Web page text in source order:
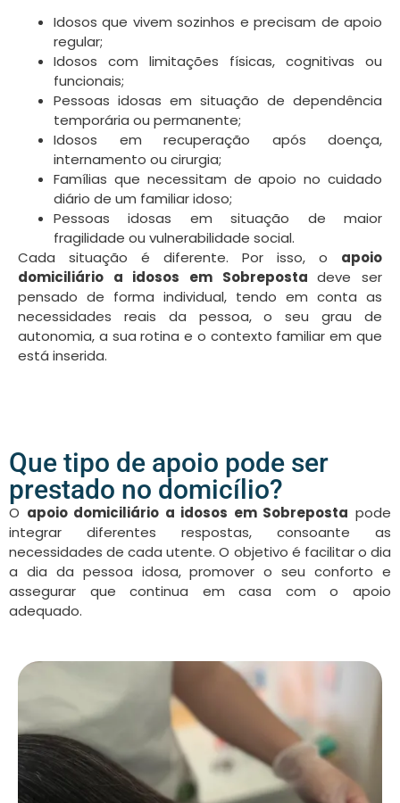
Idosos que vivem sozinhos e precisam de apoio
regular;
Idosos com limitações físicas, cognitivas ou
funcionais;
Pessoas idosas em situação de dependência
temporária ou permanente;
Idosos em recuperação após doença,
internamento ou cirurgia;
Famílias que necessitam de apoio no cuidado
diário de um familiar idoso;
Pessoas idosas em situação de maior
fragilidade ou vulnerabilidade social.
Cada situação é diferente. Por isso, o apoio
domiciliário a idosos em Sobrepostadeve ser
pensado de forma individual, tendo em conta as
necessidades reais da pessoa, o seu grau de
autonomia, a sua rotina e o contexto familiar em que
está inserida.
Que tipo de apoio pode ser
prestado no domicílio?
O apoio domiciliário a idosos em Sobreposta pode
integrar diferentes respostas, consoante as
necessidades de cada utente. O objetivo é facilitar o dia
a dia da pessoa idosa, promover o seu conforto e
assegurar que continua em casa com o apoio
adequado.